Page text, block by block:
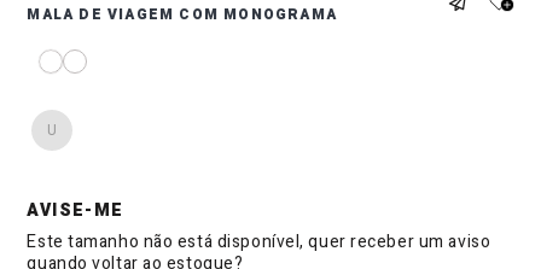
MALA DE VIAGEM COM MONOGRAMA
U